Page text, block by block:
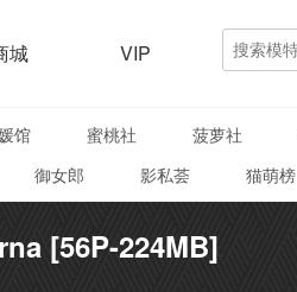
城 VIP
馆 蜜桃社 菠萝社
御女郎 影私荟 猫萌榜
[56P-224MB]